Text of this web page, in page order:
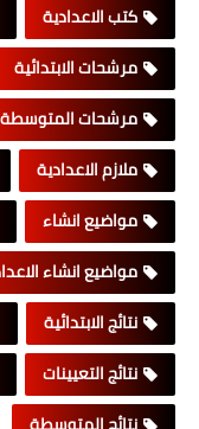
كتب الاعدادية
مرشحات الابتدائية
مرشحات المتوسطة
ملازم الاعدادية
مواضيع انشاء
مواضيع انشاء
نتائج الابتدائية
نتائج التعيينات